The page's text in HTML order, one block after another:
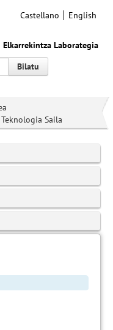
Laborategia
Castellano English
Bilatu
Saila